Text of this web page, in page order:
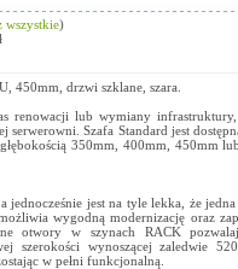
wszystkie)
450mm, drzwi szklane, szara.
renowacji lub wymiany
serwerowni. Szafa Standard jest
350mm, 400mm, 450mm
jednocześnie jest na tyle lekka, że
wygodną modernizację oraz
otwory w szynach RACK
szerokości wynoszącej zaledwie
w pełni funkcjonalną.